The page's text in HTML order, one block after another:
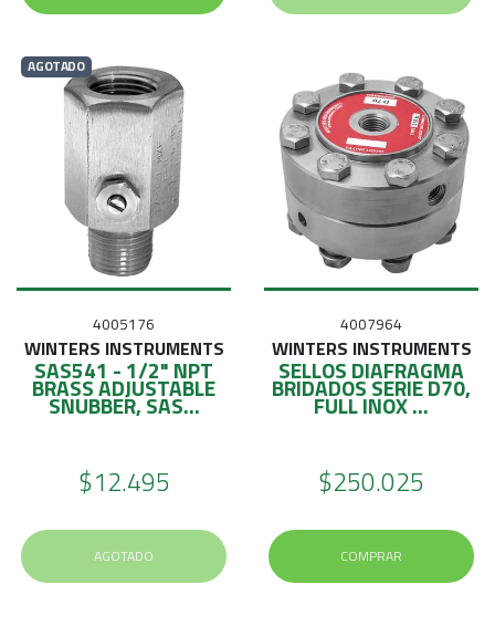
AGOTADO
4005176
WINTERS INSTRUMENTS
SAS541 - 1/2" NPT
BRASS ADJUSTABLE
SNUBBER, SAS...
$12.495
AGOTADO
4007964
WINTERS INSTRUMENTS
SELLOS DIAFRAGMA
BRIDADOS SERIE D70,
FULL INOX ...
$250.025
COMPRAR